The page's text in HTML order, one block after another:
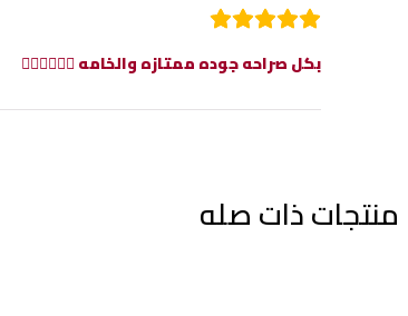
بكل صراحه جوده ممتازه والخامه 👍🏻👍🏻👍🏻
منتجات ذات صله